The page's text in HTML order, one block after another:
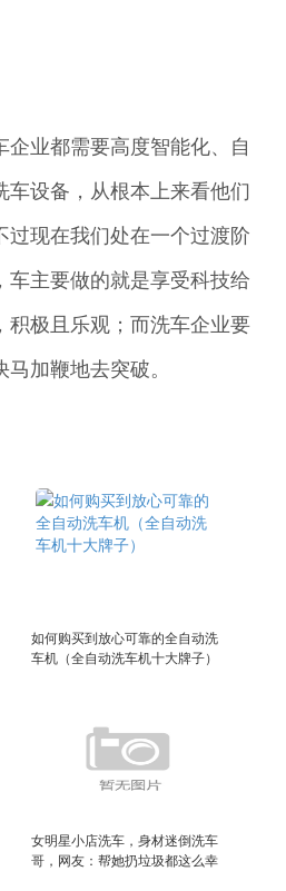
业都需要高度智能化、自
设备，从根本上来看他们
过现在我们处在一个过渡阶
车主要做的就是享受科技给
积极且乐观；而洗车企业要
加鞭地去突破。
如何购买到放心可靠的全自动洗
车机（全自动洗车机十大牌子）
女明星小店洗车，身材迷倒洗车
哥，网友：帮她扔垃圾都这么幸